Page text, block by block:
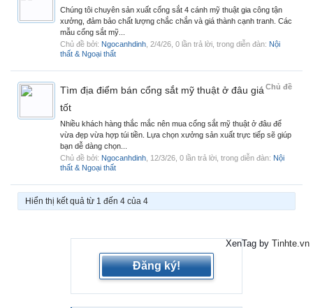
Chúng tôi chuyên sản xuất cổng sắt 4 cánh mỹ thuật gia công tận
xưởng, đảm bảo chất lượng chắc chắn và giá thành cạnh tranh. Các
mẫu cổng sắt mỹ...
Chủ đề bởi: Ngocanhdinh 2/4/26 , 0 lần trả lời, trong diễn đàn: Nội
thất & Ngoại thất
Chủ đề
Tìm địa điểm bán cổng sắt mỹ thuật ở đâu giá
tốt
Nhiều khách hàng thắc mắc nên mua cổng sắt mỹ thuật ở đâu để
vừa đẹp vừa hợp túi tiền. Lựa chọn xưởng sản xuất trực tiếp sẽ giúp
bạn dễ dàng chọn...
Chủ đề bởi: Ngocanhdinh 12/3/26 , 0 lần trả lời, trong diễn đàn: Nội
thất & Ngoại thất
Hiển thị kết quả từ 1 đến 4 của 4
XenTag by Tinhte.vn
Đăng ký!